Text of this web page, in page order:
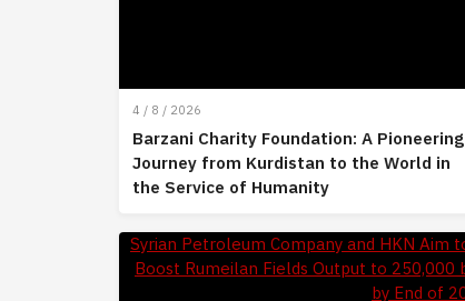
4 / 8 / 2026
Barzani Charity Foundation: A Pioneering
Journey from Kurdistan to the World in
the Service of Humanity